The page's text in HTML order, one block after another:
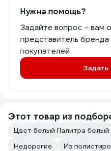
Нужна помощь?
Задайте вопрос – вам
представитель бренда
покупателей
Задать
Этот товар из
Цвет белый Палитра белый
Недорогие
Из